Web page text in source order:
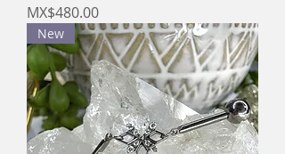
Price
MX$480.00
New